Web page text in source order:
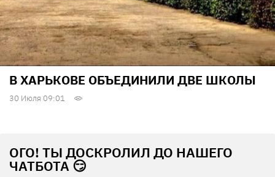
В ХАРЬКОВЕ ОБЪЕДИНИЛИ ДВЕ ШКОЛЫ
30 Июля 09:01
ОГО! ТЫ ДОСКРОЛИЛ ДО НАШЕГО
ЧАТБОТА 😏